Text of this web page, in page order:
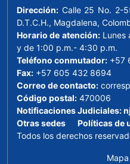
Dirección: Calle 25 No. 2-
D.T.C.H., Magdalena,
Horario de atención:Lunes
y de 1:00 p.m.- 4:30 p.m.
Teléfono conmutador: +57
Fax: +57 605 432 8694
Correo de contacto:
Código postal: 470006
Notificaciones Judiciales:
Otras sedes
Políticas de
Todos los derechos